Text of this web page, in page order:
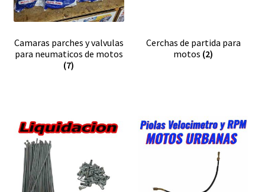
Camaras parches y valvulas
para neumaticos de motos
(7)
Cerchas de partida para
motos (2)